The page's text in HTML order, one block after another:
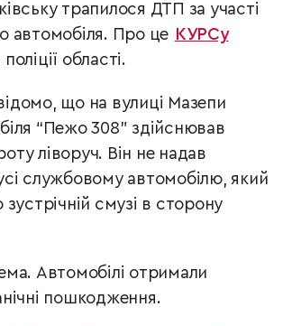
трапилося ДТП за участі
автомобіля. Про це КУРСу
області.
що на вулиці Мазепи
“Пежо 308” здійснював
ліворуч. Він не надав
службовому автомобілю, який
смузі в сторону
Автомобілі отримали
пошкодження.